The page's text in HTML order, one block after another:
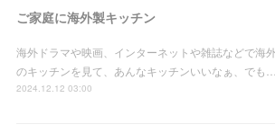
ご家庭に海外製キッチン
海外ドラマや映画、インターネットや雑誌などで海
のキッチンを見て、あんなキッチンいいなぁ、でも…
2024.12.12 03:00